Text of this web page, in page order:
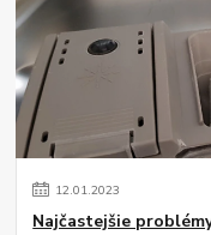
12.01.2023
Najčastejšie